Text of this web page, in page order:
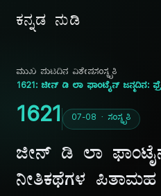
ಕನ್ನಡ ನುಡಿ
ಮುಖ ಪುಟದಿನ ವಿಶೇಷಸಂಸ್ಕೃತಿ
1621: ಜೀನ್ ಡಿ ಲಾ ಫಾಂಟೈನ್ ಜನ್ಮದಿನ:
1621 07-08 · ಸಂಸ್ಕೃತಿ
ಜೀನ್ ಡಿ ಲಾ
ನೀತಿಕಥೆಗಳ ಪಿತಾಮಹ